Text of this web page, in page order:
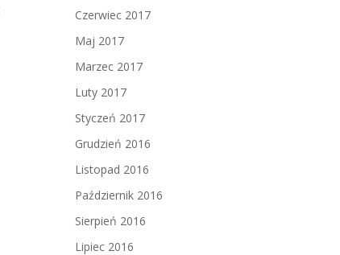
Czerwiec 2017
Maj 2017
Marzec 2017
Luty 2017
Styczeń 2017
Grudzień 2016
Listopad 2016
Październik 2016
Sierpień 2016
Lipiec 2016